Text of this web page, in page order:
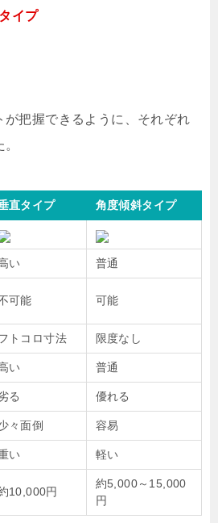
イプ
が把握できるように、それぞれ
直タイプ 角度傾斜タイプ
い 普通
可能 可能
トコロ寸法 限度なし
い 普通
る 優れる
々面倒 容易
い 軽い
10,000円
約5,000～15,000
円